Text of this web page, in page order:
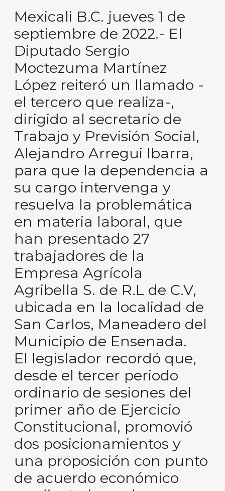
Mexicali B.C. jueves 1 de
septiembre de 2022.- El
Diputado Sergio
Moctezuma Martínez
López reiteró un llamado -
el tercero que realiza-,
dirigido al secretario de
Trabajo y Previsión Social,
Alejandro Arregui Ibarra,
para que la dependencia a
su cargo intervenga y
resuelva la problemática
en materia laboral, que
han presentado 27
trabajadores de la
Empresa Agrícola
Agribella S. de R.L de C.V,
ubicada en la localidad de
San Carlos, Maneadero del
Municipio de Ensenada.
El legislador recordó que,
desde el tercer periodo
ordinario de sesiones del
primer año de Ejercicio
Constitucional, promovió
dos posicionamientos y
una proposición con punto
de acuerdo económico